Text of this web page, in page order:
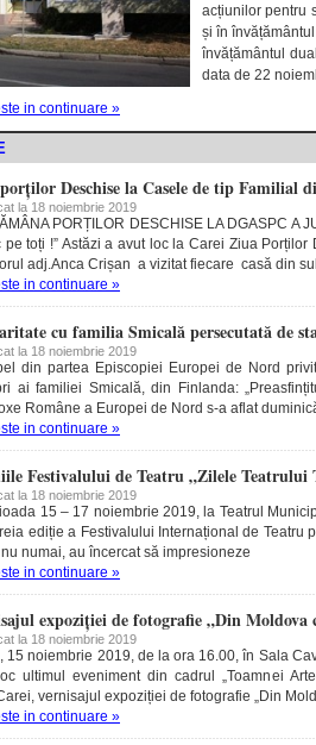
acțiunilor pentru
și în
învățământul
data de 22
in continuare »
Deschise la Casele de tip Familial
la 18 noiembrie 2019
PORȚILOR DESCHISE LA DGASPC A
pe toți !” Astăzi a avut loc la Carei Ziua
adj.Anca Crișan a vizitat fiecare casă din
in continuare »
cu familia Smicală persecutată de
la 18 noiembrie 2019
din partea Episcopiei Europei de Nord
ai familiei Smicală, din Finlanda:
Române a Europei de Nord s-a aflat
in continuare »
Festivalului de Teatru „Zilele Teatrului
la 18 noiembrie 2019
15 – 17 noiembrie 2019, la Teatrul
ediție a Festivalului Internațional de Teatru
numai, au încercat să impresioneze
in continuare »
expoziției de fotografie „Din Moldova
la 18 noiembrie 2019
15 noiembrie 2019, de la ora 16.00, în Sala
ultimul eveniment din cadrul „Toamnei
vernisajul expoziției de fotografie „Din
in continuare »